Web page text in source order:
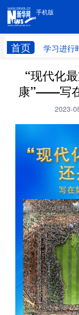
手机版
首页 学习进行
手机版
学习进行时
国际
文化
法律
食品
学术中国
城市
彩票
公益
“现代化
康”——写
2023-